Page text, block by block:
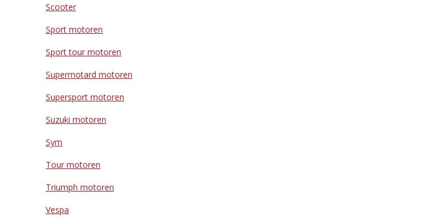
Scooter
Sport motoren
Sport tour motoren
Supermotard motoren
Supersport motoren
Suzuki motoren
Sym
Tour motoren
Triumph motoren
Vespa